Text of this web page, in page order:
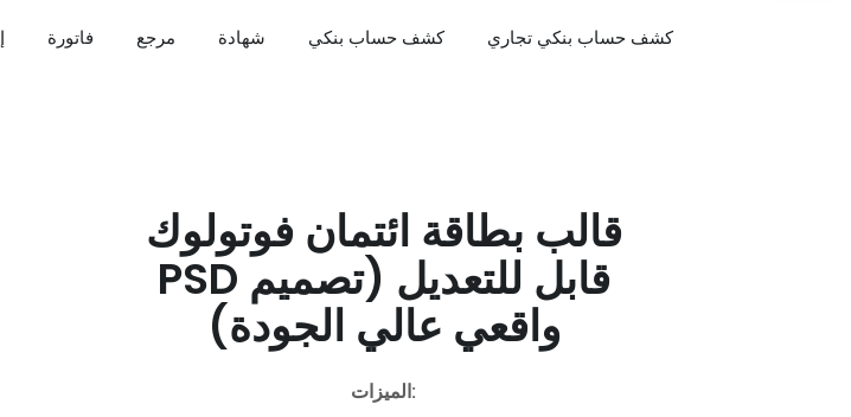
فاتورة مرجع شهادة كشف حساب بنكي كشف حساب بنكي تجاري
قالب بطاقة ائتمان فوتولوك
PSD قابل للتعديل (تصميم
واقعي عالي الجودة)
الميزات: